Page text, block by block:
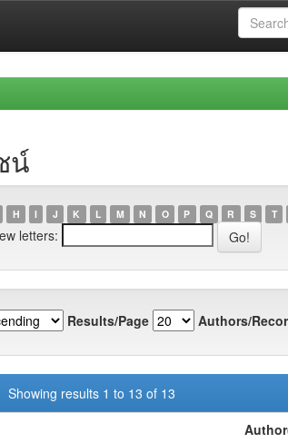
น์
H I J K L M N O P Q R S T
letters:
Results/Page Authors/
Showing results 1 to 13 of 13